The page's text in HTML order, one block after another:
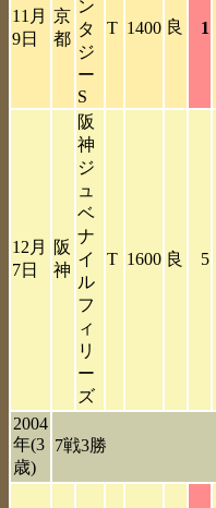
11月
9日
京
都
ン
タ
ジ
ー
S
T 1400 良 1
12月
7日
阪
神
阪
神
ジ
ュ
ベ
ナ
イ
ル
フ
ィ
リ
ー
ズ
T 1600 良 5
2004
年(3
歳)
7戦3勝